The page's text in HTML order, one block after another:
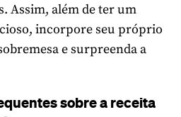
Assim, além de ter um
incorpore seu próprio
e surpreenda a
sobre a receita